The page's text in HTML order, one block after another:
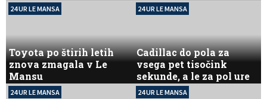
24 UR LE MANSA
Toyota po štirih letih
znova zmagala v Le
Mansu
24 UR LE MANSA
Cadillac do pola za
vsega pet tisočink
sekunde, a le za pol ure
24 UR LE MANSA 24 UR LE MANSA